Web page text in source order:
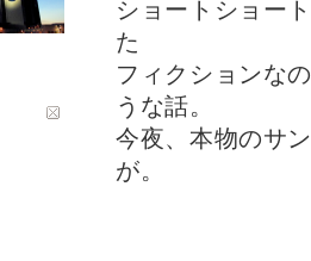
ショートショー
た
フィクションな
うな話。
今夜、本物のサ
が。